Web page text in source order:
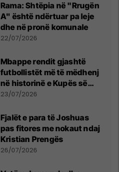
Rama: Shtëpia në "Rrugën
A" është ndërtuar pa leje
dhe në pronë komunale
22/07/2026
Mbappe rendit gjashtë
futbollistët më të mëdhenj
në historinë e Kupës së
Botës, Messi mbetet i dyti
23/07/2026
Fjalët e para të Joshuas
pas fitores me nokaut ndaj
Kristian Prengës
26/07/2026